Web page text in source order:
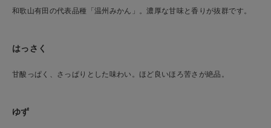
和歌山有田の代表品種「温州みかん」。濃厚な甘味と香りが抜群です。
はっさく
甘酸っぱく、さっぱりとした味わい。ほど良いほろ苦さが絶品。
ゆず